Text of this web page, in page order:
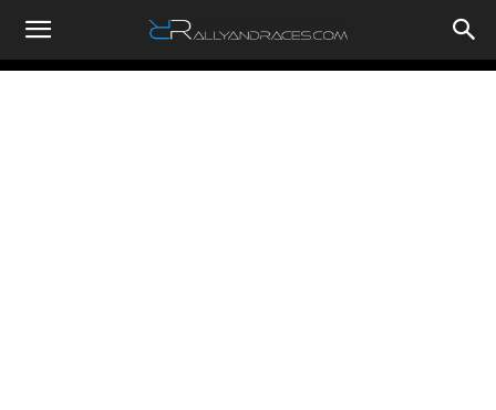
RallyandRaces.com